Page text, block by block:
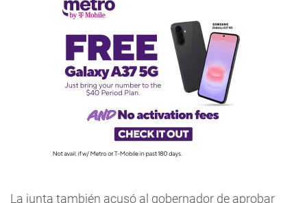
La junta también acusó al gobernador de aprobar